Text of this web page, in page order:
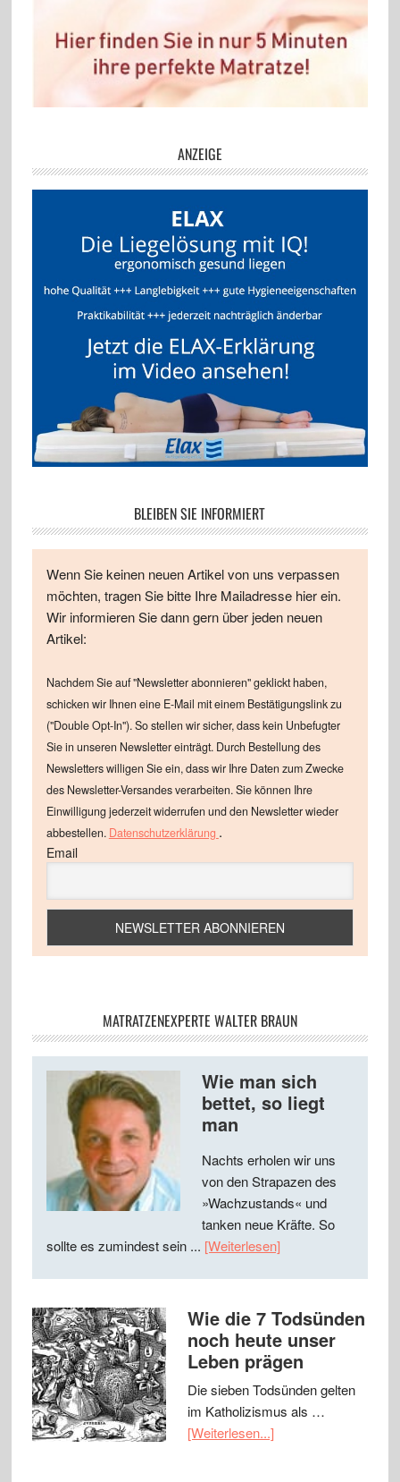
ANZEIGE
BLEIBEN SIE INFORMIERT
Wenn Sie keinen neuen Artikel von uns verpassen
möchten, tragen Sie bitte Ihre Mailadresse hier ein.
Wir informieren Sie dann gern über jeden neuen
Artikel:
Nachdem Sie auf "Newsletter abonnieren" geklickt haben,
schicken wir Ihnen eine E-Mail mit einem Bestätigungslink zu
("Double Opt-In"). So stellen wir sicher, dass kein Unbefugter
Sie in unseren Newsletter einträgt. Durch Bestellung des
Newsletters willigen Sie ein, dass wir Ihre Daten zum Zwecke
des Newsletter-Versandes verarbeiten. Sie können Ihre
Einwilligung jederzeit widerrufen und den Newsletter wieder
abbestellen. Datenschutzerklärung .
Email
MATRATZENEXPERTE WALTER BRAUN
Wie man sich
bettet, so liegt
man
Nachts erholen wir uns
von den Strapazen des
»Wachzustands« und
tanken neue Kräfte. So
sollte es zumindest sein ... [Weiterlesen]
Wie die 7 Todsünden
noch heute unser
Leben prägen
Die sieben Todsünden gelten
im Katholizismus als …
[Weiterlesen...]